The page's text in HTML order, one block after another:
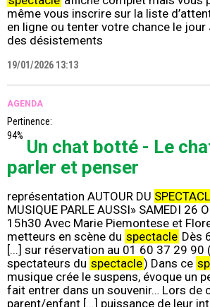
même vous inscrire sur la liste
en ligne ou tenter votre chance le
des désistements
19/01/2026 13:13
AGENDA
Pertinence:
94%
Un chat botté - Le
parler et penser
représentation AUTOUR DU
MUSIQUE PARLE AUSSI» SAMEDI 26
15h30 Avec Marie Piemontese et
metteurs en scène du spectacle Dès
[...] sur réservation au 01 60 37 29 90
spectateurs du spectacle) Dans ce
musique crée le suspens, évoque un
fait entrer dans un souvenir… Lors de
parent/enfant [...] puissance de leur